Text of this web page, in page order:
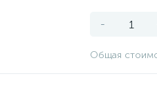
-
Общая